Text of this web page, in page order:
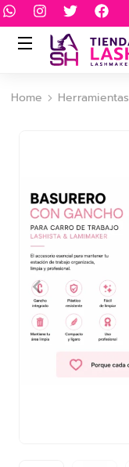
You are here:
Home Herramientas